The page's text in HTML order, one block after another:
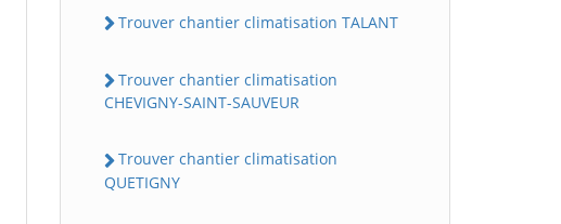
Trouver chantier climatisation TALANT
Trouver chantier climatisation
CHEVIGNY-SAINT-SAUVEUR
Trouver chantier climatisation
QUETIGNY